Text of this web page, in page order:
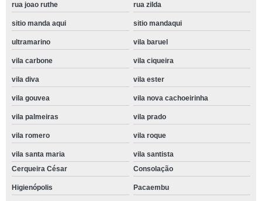
rua joao ruthe rua zilda
sitio manda aqui sitio mandaqui
ultramarino vila baruel
vila carbone vila ciqueira
vila diva vila ester
vila gouvea vila nova cachoeirinha
vila palmeiras vila prado
vila romero vila roque
vila santa maria
vila santista
Cerqueira César
Consolação
Higienópolis Pacaembu